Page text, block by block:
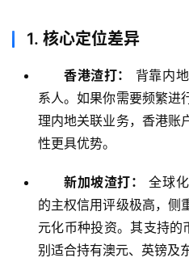
1. 核心定位差异
香港渣打： 背靠内
系人。如果你需要频繁进
理内地关联业务，香港账
性更具优势。
新加坡渣打： 全球
的主权信用评级极高，侧
元化币种投资。其支持
别适合持有澳元、英镑及